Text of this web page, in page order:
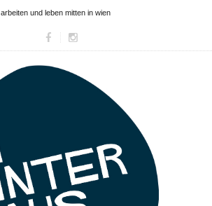
arbeiten und leben mitten in wien